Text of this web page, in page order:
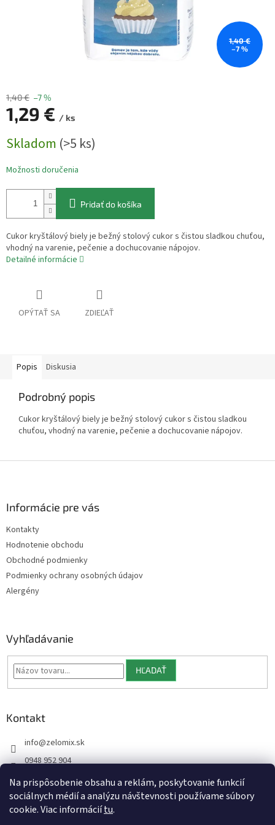
Na prispôsobenie obsahu a reklám, poskytovanie funkcií
sociálnych médií a analýzu návštevnosti používame súbory
cookie. Viac informáciítu.
1,40 €
–7 %
1,40 € –7 %
1,29 € / ks
cena:
Skladom (>5 ks)
Možnosti doručenia
Pridať do košíka
Cukor kryštálový biely je bežný stolový cukor s čistou sladkou chuťou,
vhodný na varenie, pečenie a dochucovanie nápojov.
Detailné informácie
OPÝTAŤ SA ZDIEĽAŤ
Popis Diskusia
Podrobný popis
Cukor kryštálový biely je bežný stolový cukor s čistou sladkou
chuťou, vhodný na varenie, pečenie a dochucovanie nápojov.
Informácie pre vás
Kontakty
Hodnotenie obchodu
Obchodné podmienky
Podmienky ochrany osobných údajov
Alergény
Vyhľadávanie
HĽADAŤ
Kontakt
info@zelomix.sk
0948 952 904